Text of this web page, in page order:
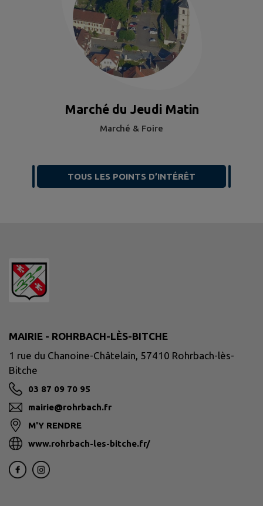
Marché du Jeudi Matin
Marché & Foire
TOUS LES POINTS D’INTÉRÊT
MAIRIE - ROHRBACH-LÈS-BITCHE
1 rue du Chanoine-Châtelain, 57410 Rohrbach-lès-
Bitche
03 87 09 70 95
mairie@rohrbach.fr
M'Y RENDRE
www.rohrbach-les-bitche.fr/